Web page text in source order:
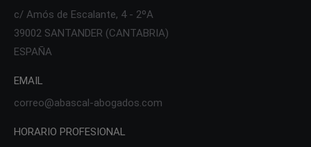
c/ Amós de Escalante, 4 - 2ºA
39002 SANTANDER (CANTABRIA)
ESPAÑA
EMAIL
correo@abascal-abogados.com
HORARIO PROFESIONAL